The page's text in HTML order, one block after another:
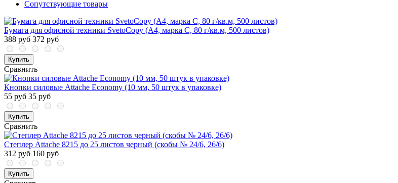
Сопутствующие товары
Бумага для офисной техники SvetoCopy (A4, марка C, 80 г/кв.м, 500 листов)
388 руб 372 руб
Купить
Сравнить
Кнопки силовые Attache Economy (10 мм, 50 штук в упаковке)
55 руб 35 руб
Купить
Сравнить
Степлер Attache 8215 до 25 листов черный (скобы № 24/6, 26/6)
312 руб 160 руб
Купить